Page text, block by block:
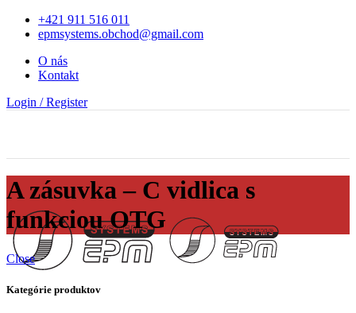
+421 911 516 011
epmsystems.obchod@gmail.com
O nás
Kontakt
Login / Register
A zásuvka – C vidlica s
funkciou OTG
Close
Kategórie produktov